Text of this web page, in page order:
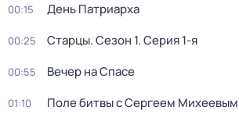
00:15 День Патриарха
00:25 Старцы. Сезон 1. Серия 1-я
00:55 Вeчер на Спасe
01:10 Поле битвы с Сергеем Михеевым